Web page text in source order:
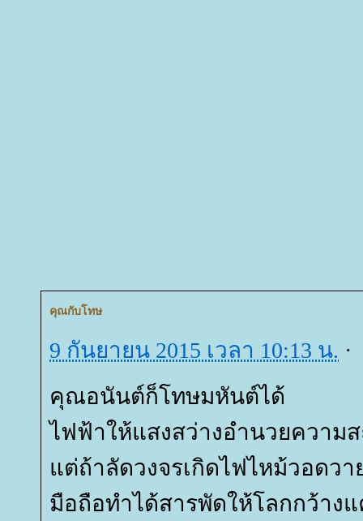
คุณกับโทษ
9 กันยายน 2015 เวลา 10:13 น. ·
คุณอนันต์ก็โทษมหันต์ได้
ไฟฟ้าให้แสงสว่างอำนวยควา
ต่ถ้าลัดวงจรเกิดไฟไหม้วอดวา
มือถือทำได้สารพัดให้โลกกว้าง